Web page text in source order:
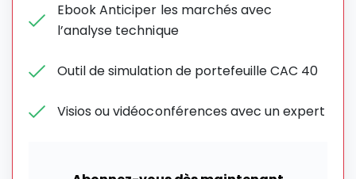
Ebook Anticiper les marchés avec
l’analyse technique
Outil de simulation de portefeuille CAC 40
Visios ou vidéoconférences avec un expert